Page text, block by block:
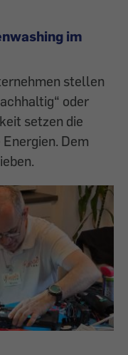
im
stellen
oder
setzen die
Dem